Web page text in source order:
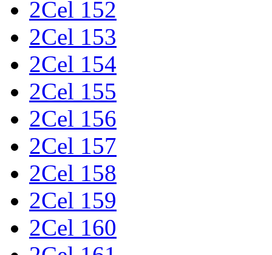
2Cel 152
2Cel 153
2Cel 154
2Cel 155
2Cel 156
2Cel 157
2Cel 158
2Cel 159
2Cel 160